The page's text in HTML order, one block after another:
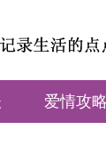
爱情攻略